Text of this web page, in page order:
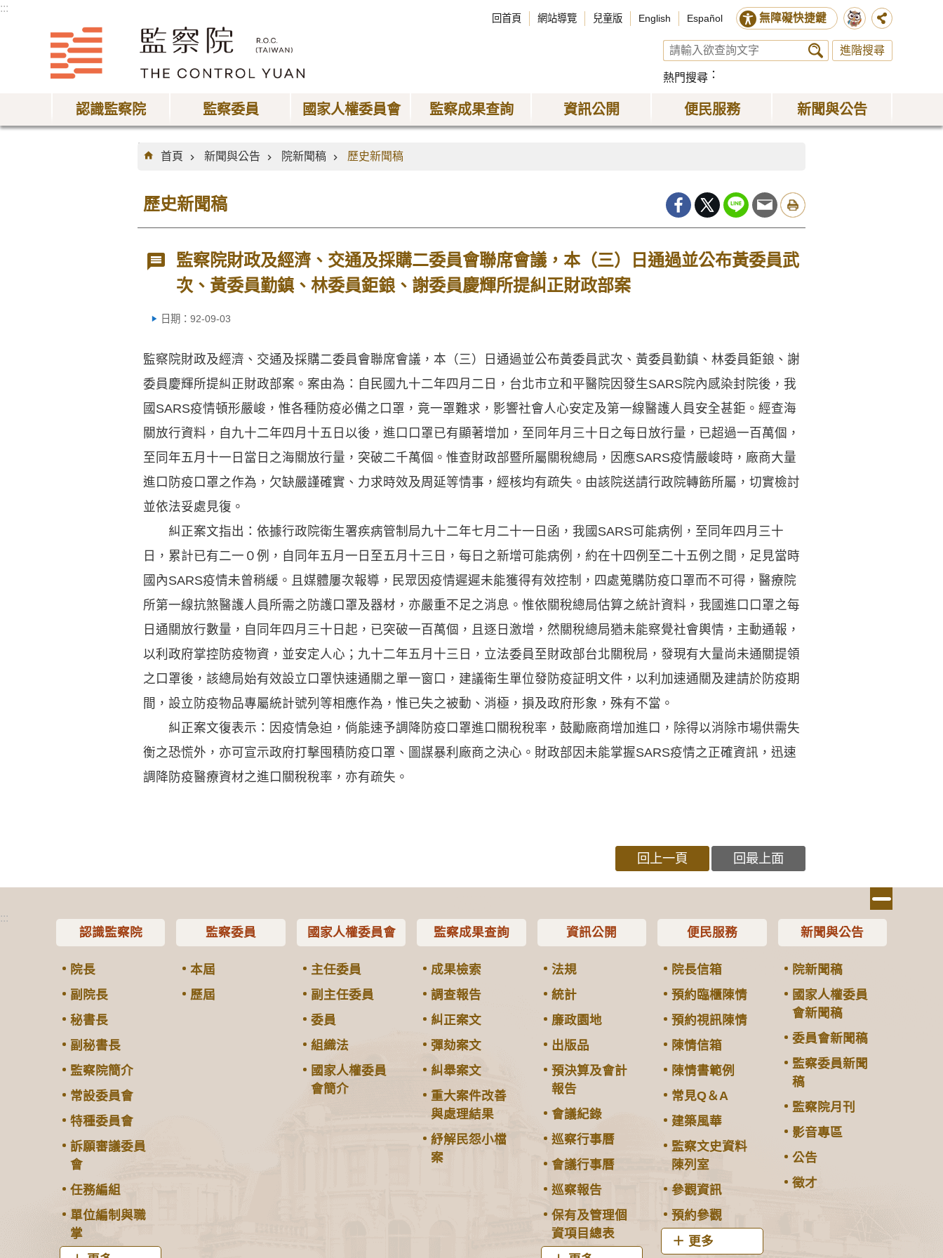
:::
回首頁 網站導覽 兒童版 English Español 無障礙快捷鍵
進階搜尋
熱門搜尋
認識監察院 監察委員 國家人權委員會 監察成果查詢 資訊公開 便民服務 新聞與公告
:::
首頁
新聞與公告 院新聞稿 歷史新聞稿
歷史新聞稿
監察院財政及經濟、交通及採購二委員會聯席會議，本（三）日通過並公布黃委員武
次、黃委員勤鎮、林委員鉅鋃、謝委員慶輝所提糾正財政部案
日期：92-09-03
監察院財政及經濟、交通及採購二委員會聯席會議，本（三）日通過並公布黃委員武次、黃委員勤鎮、林委員鉅鋃、謝
委員慶輝所提糾正財政部案。案由為：自民國九十二年四月二日，台北市立和平醫院因發生SARS院內感染封院後，我
國SARS疫情頓形嚴峻，惟各種防疫必備之口罩，竟一罩難求，影響社會人心安定及第一線醫護人員安全甚鉅。經查海
關放行資料，自九十二年四月十五日以後，進口口罩已有顯著增加，至同年月三十日之每日放行量，已超過一百萬個，
至同年五月十一日當日之海關放行量，突破二千萬個。惟查財政部暨所屬關稅總局，因應SARS疫情嚴峻時，廠商大量
進口防疫口罩之作為，欠缺嚴謹確實、力求時效及周延等情事，經核均有疏失。由該院送請行政院轉飭所屬，切實檢討
並依法妥處見復。
糾正案文指出：依據行政院衛生署疾病管制局九十二年七月二十一日函，我國SARS可能病例，至同年四月三十
日，累計已有二一０例，自同年五月一日至五月十三日，每日之新增可能病例，約在十四例至二十五例之間，足見當時
國內SARS疫情未曾稍緩。且媒體屢次報導，民眾因疫情遲遲未能獲得有效控制，四處蒐購防疫口罩而不可得，醫療院
所第一線抗煞醫護人員所需之防護口罩及器材，亦嚴重不足之消息。惟依關稅總局估算之統計資料，我國進口口罩之每
日通關放行數量，自同年四月三十日起，已突破一百萬個，且逐日激增，然關稅總局猶未能察覺社會輿情，主動通報，
以利政府掌控防疫物資，並安定人心；九十二年五月十三日，立法委員至財政部台北關稅局，發現有大量尚未通關提領
之口罩後，該總局始有效設立口罩快速通關之單一窗口，建議衛生單位發防疫証明文件，以利加速通關及建請於防疫期
間，設立防疫物品專屬統計號列等相應作為，惟已失之被動、消極，損及政府形象，殊有不當。
糾正案文復表示：因疫情急迫，倘能速予調降防疫口罩進口關稅稅率，鼓勵廠商增加進口，除得以消除市場供需失
衡之恐慌外，亦可宣示政府打擊囤積防疫口罩、圖謀暴利廠商之決心。財政部因未能掌握SARS疫情之正確資訊，迅速
調降防疫醫療資材之進口關稅稅率，亦有疏失。
回上一頁 回最上面
:::
認識監察院
院長
副院長
秘書長
副秘書長
監察院簡介
常設委員會
特種委員會
訴願審議委員
會
任務編組
單位編制與職
掌
監察委員
本屆
歷屆
國家人權委員會
主任委員
副主任委員
委員
組織法
國家人權委員
會簡介
監察成果查詢
成果檢索
調查報告
糾正案文
彈劾案文
糾舉案文
重大案件改善
與處理結果
紓解民怨小檔
案
資訊公開
法規
統計
廉政園地
出版品
預決算及會計
報告
會議紀錄
巡察行事曆
會議行事曆
巡察報告
保有及管理個
資項目總表
便民服務
院長信箱
預約臨櫃陳情
預約視訊陳情
陳情信箱
陳情書範例
常見Q＆A
建築風華
監察文史資料
陳列室
參觀資訊
預約參觀
更多
新聞與公告
院新聞稿
國家人權委員
會新聞稿
委員會新聞稿
監察委員新聞
稿
監察院月刊
影音專區
公告
徵才